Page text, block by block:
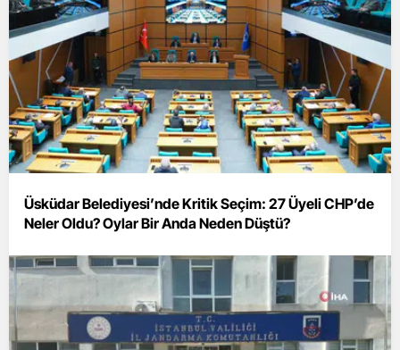
Üsküdar Belediyesi’nde Kritik Seçim: 27 Üyeli CHP’de
Neler Oldu? Oylar Bir Anda Neden Düştü?